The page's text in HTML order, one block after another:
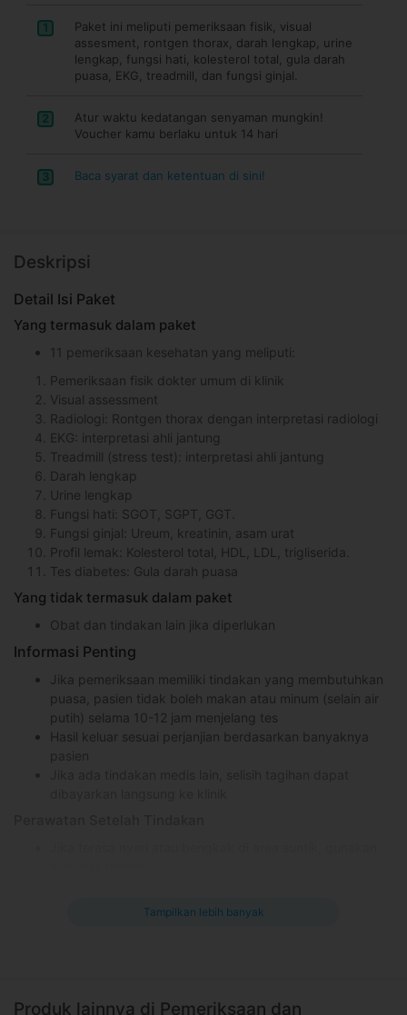
1
Paket ini meliputi pemeriksaan fisik, visual
assesment, rontgen thorax, darah lengkap, urine
lengkap, fungsi hati, kolesterol total, gula darah
puasa, EKG, treadmill, dan fungsi ginjal.
2
Atur waktu kedatangan senyaman mungkin!
Voucher kamu berlaku untuk 14 hari
3 Baca syarat dan ketentuan di sini!
Deskripsi
Detail Isi Paket
Yang termasuk dalam paket
11 pemeriksaan kesehatan yang meliputi:
Pemeriksaan fisik dokter umum di klinik
Visual assessment
Radiologi: Rontgen thorax dengan interpretasi radiologi
EKG: interpretasi ahli jantung
Treadmill (stress test): interpretasi ahli jantung
Darah lengkap
Urine lengkap
Fungsi hati: SGOT, SGPT, GGT.
Fungsi ginjal: Ureum, kreatinin, asam urat
Profil lemak: Kolesterol total, HDL, LDL, trigliserida.
Tes diabetes: Gula darah puasa
Yang tidak termasuk dalam paket
Obat dan tindakan lain jika diperlukan
Informasi Penting
Jika pemeriksaan memiliki tindakan yang membutuhkan
puasa, pasien tidak boleh makan atau minum (selain air
putih) selama 10-12 jam menjelang tes
Hasil keluar sesuai perjanjian berdasarkan banyaknya
pasien
yang menggangguTampilkan lebih banyak
Produk lainnya di Pemeriksaan dan